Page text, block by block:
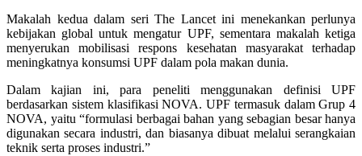
Makalah kedua dalam seri The Lancet ini menekankan perlunya
kebijakan global untuk mengatur UPF, sementara makalah ketiga
menyerukan mobilisasi respons kesehatan masyarakat terhadap
meningkatnya konsumsi UPF dalam pola makan dunia.
Dalam kajian ini, para peneliti menggunakan definisi UPF
berdasarkan sistem klasifikasi NOVA. UPF termasuk dalam Grup 4
NOVA, yaitu “formulasi berbagai bahan yang sebagian besar hanya
digunakan secara industri, dan biasanya dibuat melalui serangkaian
teknik serta proses industri.”